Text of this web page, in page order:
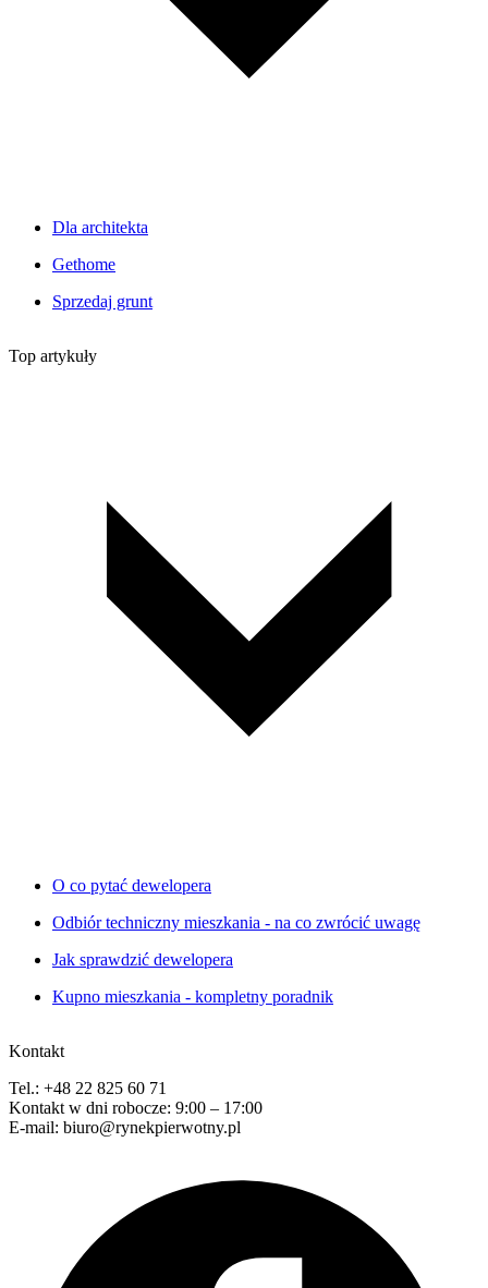
Dla architekta
Gethome
Sprzedaj grunt
Top artykuły
O co pytać dewelopera
Odbiór techniczny mieszkania - na co zwrócić uwagę
Jak sprawdzić dewelopera
Kupno mieszkania - kompletny poradnik
Kontakt
Tel.: +48 22 825 60 71
Kontakt w dni robocze: 9:00 – 17:00
E-mail: biuro@rynekpierwotny.pl